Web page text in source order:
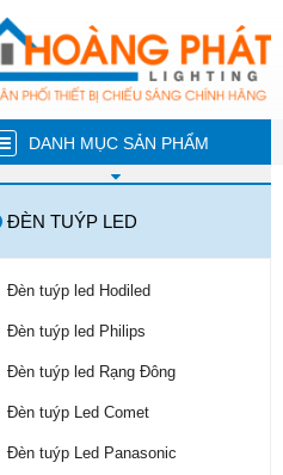
DANH MỤC SẢN PHẨM
ĐÈN NĂNG LƯỢNG MẶT TRỜI
ĐÈN LED TRÒN
ĐÈN BÁN NGUYỆT
ĐÈN TUÝP LED
Đèn tuýp led Hodiled
Đèn tuýp led Philips
Đèn tuýp led Rạng Đông
Đèn tuýp Led Comet
Đèn tuýp Led Panasonic